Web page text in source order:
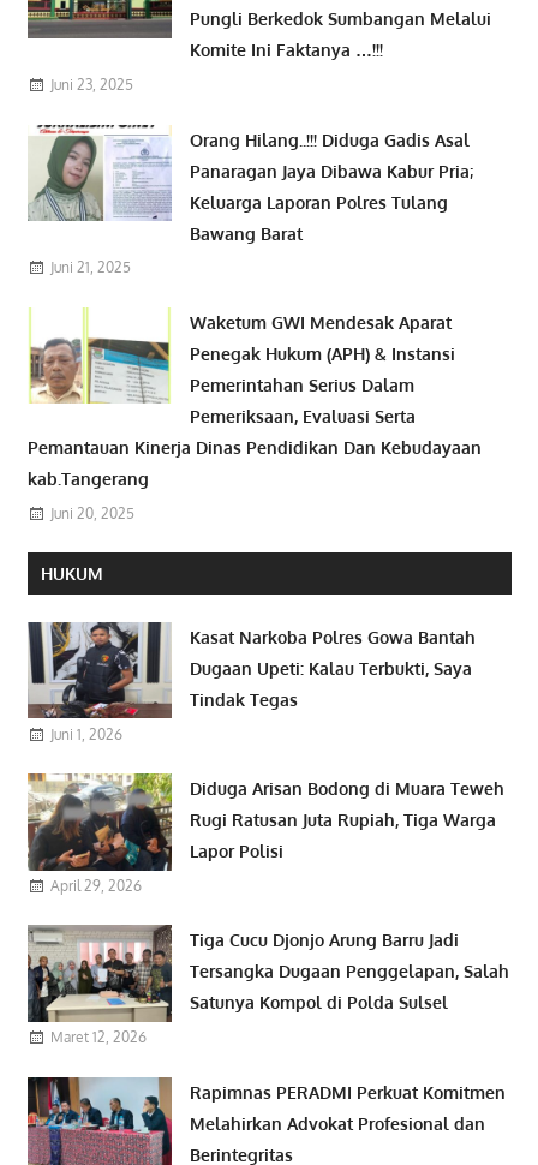
Pungli Berkedok Sumbangan Melalui
Komite Ini Faktanya …!!!
Juni 23, 2025
Orang Hilang..!!! Diduga Gadis Asal
Panaragan Jaya Dibawa Kabur Pria;
Keluarga Laporan Polres Tulang
Bawang Barat
Juni 21, 2025
Waketum GWI Mendesak Aparat
Penegak Hukum (APH) & Instansi
Pemerintahan Serius Dalam
Pemeriksaan, Evaluasi Serta
Pemantauan Kinerja Dinas Pendidikan Dan Kebudayaan
kab.Tangerang
Juni 20, 2025
HUKUM
Kasat Narkoba Polres Gowa Bantah
Dugaan Upeti: Kalau Terbukti, Saya
Tindak Tegas
Juni 1, 2026
Diduga Arisan Bodong di Muara Teweh
Rugi Ratusan Juta Rupiah, Tiga Warga
Lapor Polisi
April 29, 2026
Tiga Cucu Djonjo Arung Barru Jadi
Tersangka Dugaan Penggelapan, Salah
Satunya Kompol di Polda Sulsel
Maret 12, 2026
Rapimnas PERADMI Perkuat Komitmen
Melahirkan Advokat Profesional dan
Berintegritas